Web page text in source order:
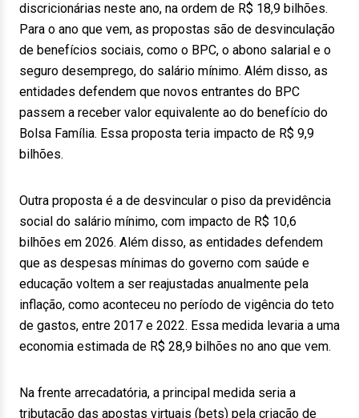
discricionárias neste ano, na ordem de R$ 18,9 bilhões.
Para o ano que vem, as propostas são de desvinculação
de benefícios sociais, como o BPC, o abono salarial e o
seguro desemprego, do salário mínimo. Além disso, as
entidades defendem que novos entrantes do BPC
passem a receber valor equivalente ao do benefício do
Bolsa Família. Essa proposta teria impacto de R$ 9,9
bilhões.
Outra proposta é a de desvincular o piso da previdência
social do salário mínimo, com impacto de R$ 10,6
bilhões em 2026. Além disso, as entidades defendem
que as despesas mínimas do governo com saúde e
educação voltem a ser reajustadas anualmente pela
inflação, como aconteceu no período de vigência do teto
de gastos, entre 2017 e 2022. Essa medida levaria a uma
economia estimada de R$ 28,9 bilhões no ano que vem.
Na frente arrecadatória, a principal medida seria a
tributação das apostas virtuais (bets) pela criação de